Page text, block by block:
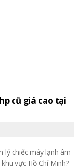
cũ giá cao tại
lý chiếc máy lạnh âm
vực Hồ Chí Minh?